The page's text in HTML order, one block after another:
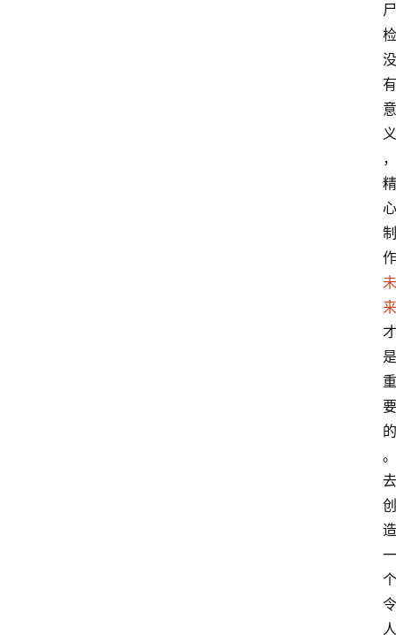
尸
检
没
有
意
义
，
精
心
制
作
未
来
才
是
重
要
的
。
去
创
造
一
个
令
人